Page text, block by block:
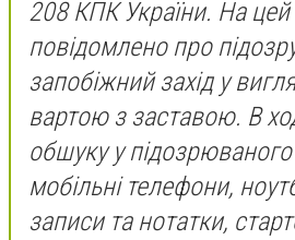
208 КПК України. На цей
повідомлено про
запобіжний захід у
вартою з заставою. В
обшуку у
мобільні телефони,
записи та нотатки,